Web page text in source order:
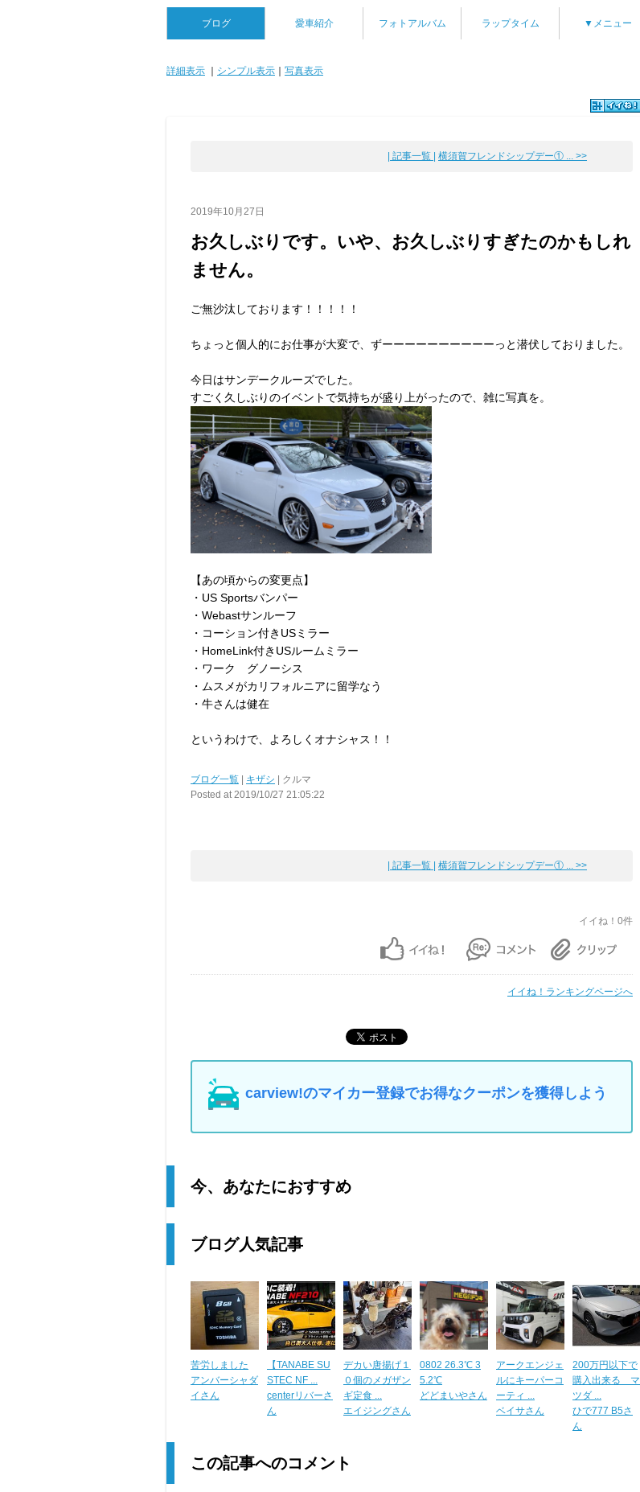
ブログ 愛車紹介 フォトアルバム ラップタイム ▼メニュー
詳細表示 シンプル表示 写真表示
| 記事一覧 | 横須賀フレンドシップデー① ... >>
2019年10月27日
お久しぶりです。いや、お久しぶりすぎたのかもしれ
ません。
ご無沙汰しております！！！！！
ちょっと個人的にお仕事が大変で、ずーーーーーーーーーーっと潜伏しておりました。
今日はサンデークルーズでした。
すごく久しぶりのイベントで気持ちが盛り上がったので、雑に写真を。
【あの頃からの変更点】
・US Sportsバンパー
・Webastサンルーフ
・コーション付きUSミラー
・HomeLink付きUSルームミラー
・ワーク グノーシス
・ムスメがカリフォルニアに留学なう
・牛さんは健在
というわけで、よろしくオナシャス！！
ブログ一覧 | キザシ | クルマ
Posted at 2019/10/27 21:05:22
| 記事一覧 | 横須賀フレンドシップデー① ... >>
イイね！0件
イイね！ランキングページへ
carview!のマイカー登録でお得なクーポンを獲得しよう
今、あなたにおすすめ
ブログ人気記事
苦労しました
アンバーシャダ
イさん
【TANABE SU
STEC NF ...
centerリバーさ
ん
デカい唐揚げ１
０個のメガザン
ギ定食 ...
エイジングさん
0802 26.3℃ 3
5.2℃
どどまいやさん
アークエンジェ
ルにキーパーコ
ーティ ...
ベイサさん
200万円以下で
購入出来る マ
ツダ ...
ひで777 B5さ
ん
この記事へのコメント